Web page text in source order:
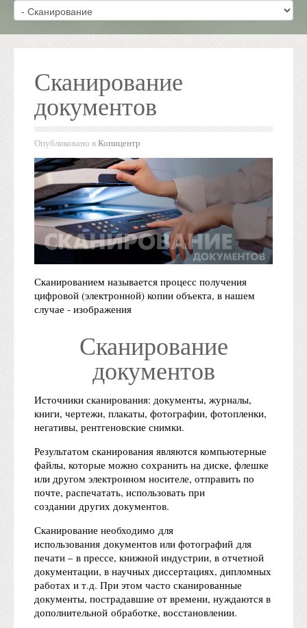
Сканирование
документов
Опубликовано вКопицентр
Сканированием называется процесс получения
цифровой (электронной) копии объекта, в нашем
случае - изображения
Сканирование
документов
Источники сканирования: документы, журналы,
книги, чертежи, плакаты, фотографии, фотопленки,
негативы, рентгеновские снимки.
Результатом сканирования являются компьютерные
файлы, которые можно сохранить на диске, флешке
или другом электронном носителе, отправить по
почте, распечатать, использовать при
создании других документов.
Сканирование необходимо для
использования документов или фотографий для
печати – в прессе, книжной индустрии, в отчетной
документации, в научных диссертациях, дипломных
работах и т.д. При этом часто сканированные
документы, пострадавшие от времени, нуждаются в
дополнительной обработке, восстановлении.